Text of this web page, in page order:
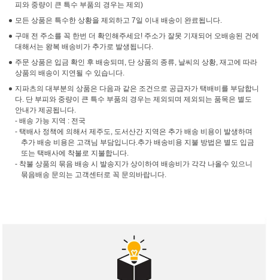
피와 중량이 큰 특수 부품의 경우는 제외)
모든 상품은 특수한 상황을 제외하고 7일 이내 배송이 완료됩니다.
구매 전 주소를 꼭 한번 더 확인해주세요! 주소가 잘못 기재되어 오배송된 건에
대해서는 왕복 배송비가 추가로 발생됩니다.
주문 상품은 입금 확인 후 배송되며, 단 상품의 종류, 날씨의 상황, 재고에 따라
상품의 배송이 지연될 수 있습니다.
지파츠의 대부분의 상품은 다음과 같은 조건으로 공급자가 택배비를 부담합니
다. 단 부피와 중량이 큰 특수 부품의 경우는 제외되며 제외되는 품목은 별도
안내가 제공됩니다.
- 배송 가능 지역 : 전국
- 택배사 정책에 의해서 제주도, 도서산간 지역은 추가 배송 비용이 발생하며
추가 배송 비용은 고객님 부담입니다.추가 배송비용 지불 방법은 별도 입금
또는 택배사에 착불로 지불합니다.
- 착불 상품의 묶음 배송 시 발송지가 상이하여 배송비가 각각 나올수 있으니
묶음배송 문의는 고객센터로 꼭 문의바랍니다.